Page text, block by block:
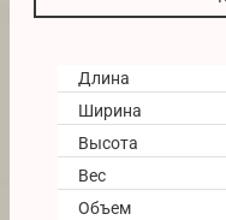
Длина
Ширина
Высота
Вес
Объем